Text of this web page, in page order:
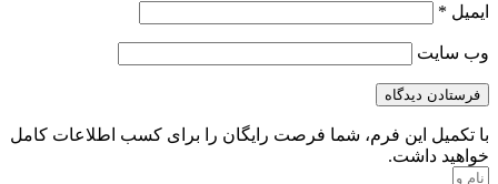
ایمیل *
وب‌ سایت
با تکمیل این فرم، شما فرصت رایگان را برای کسب اطلاعات کامل
خواهید داشت.